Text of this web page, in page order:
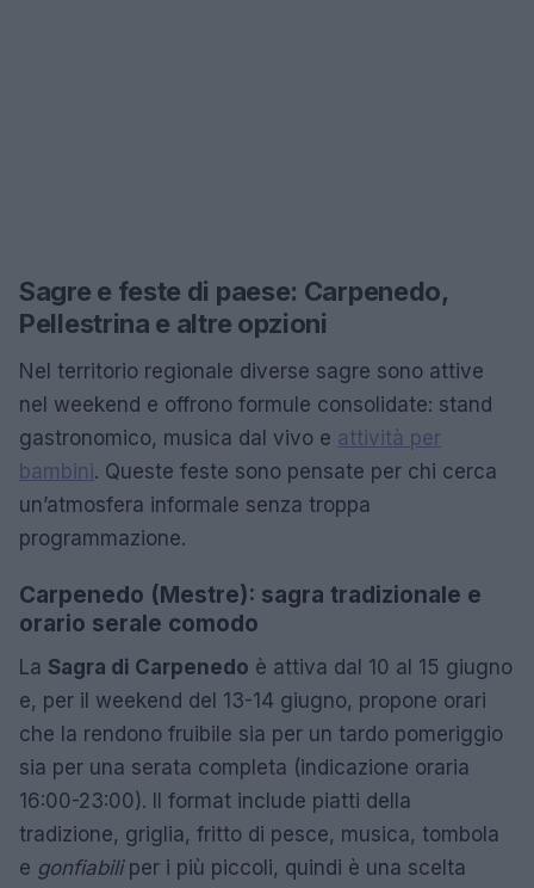
Sagre e feste di paese: Carpenedo,
Pellestrina e altre opzioni
Nel territorio regionale diverse sagre sono attive
nel weekend e offrono formule consolidate: stand
gastronomico, musica dal vivo e attività per
bambini. Queste feste sono pensate per chi cerca
un’atmosfera informale senza troppa
programmazione.
Carpenedo (Mestre): sagra tradizionale e
orario serale comodo
La Sagra di Carpenedo è attiva dal 10 al 15 giugno
e, per il weekend del 13-14 giugno, propone orari
che la rendono fruibile sia per un tardo pomeriggio
sia per una serata completa (indicazione oraria
16:00-23:00). Il format include piatti della
tradizione, griglia, fritto di pesce, musica, tombola
e gonfiabiliper i più piccoli, quindi è una scelta